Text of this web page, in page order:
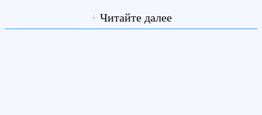
+ Читайте далее